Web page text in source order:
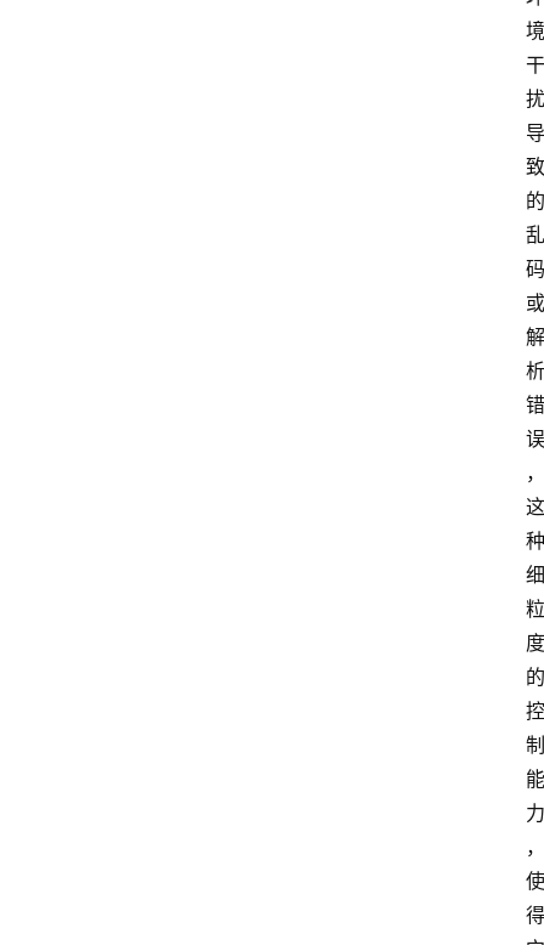
境
干
扰
导
致
的
乱
码
或
解
析
错
误
，
这
种
细
粒
度
的
控
制
能
力
，
使
得